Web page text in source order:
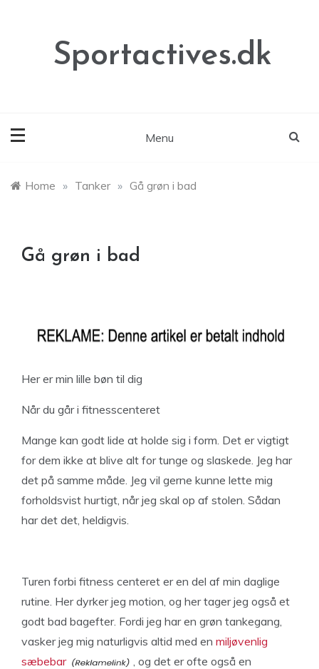
Sportactives.dk
Menu
Home » Tanker » Gå grøn i bad
Gå grøn i bad
Her er min lille bøn til dig
Når du går i fitnesscenteret
Mange kan godt lide at holde sig i form. Det er vigtigt
for dem ikke at blive alt for tunge og slaskede. Jeg har
det på samme måde. Jeg vil gerne kunne lette mig
forholdsvist hurtigt, når jeg skal op af stolen. Sådan
har det det, heldigvis.
Turen forbi fitness centeret er en del af min daglige
rutine. Her dyrker jeg motion, og her tager jeg også et
godt bad bagefter. Fordi jeg har en grøn tankegang,
vasker jeg mig naturligvis altid med en miljøvenlig
sæbebar
, og det er ofte også en